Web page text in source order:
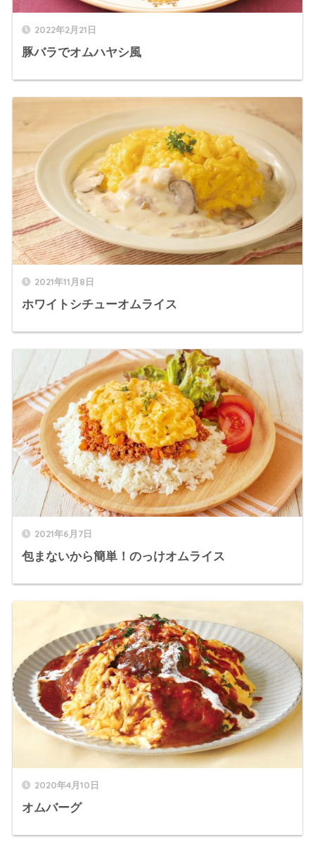
2022年2月21日
豚バラでオムハヤシ風
2021年11月8日
ホワイトシチューオムライス
2021年6月7日
包まないから簡単！のっけオムライス
2020年4月10日
オムバーグ